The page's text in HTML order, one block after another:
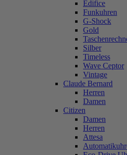
Edifice
Funkuhren
G-Shock
Gold
Silber
Timeless
Wave Ceptor
Vintage
Claude Bernard
Herren
Damen
Citizen
Damen
Herren
Attesa